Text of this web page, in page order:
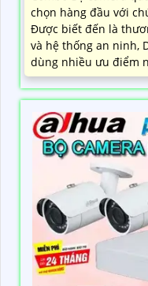
chọn hàng đầu với
Được biết đến là
và hệ thống an ninh,
dùng nhiều ưu điểm